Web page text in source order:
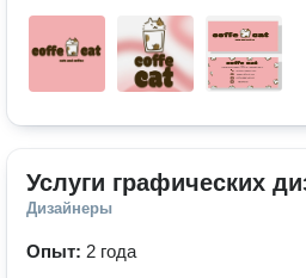
Услуги графических
Дизайнеры
Опыт: 2 года